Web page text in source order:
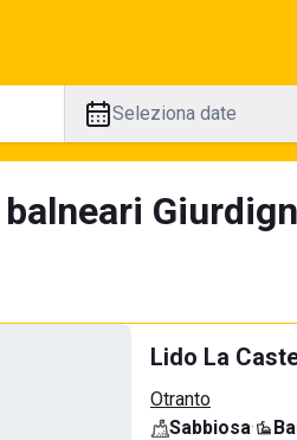
Seleziona date
Lido La
Otranto
Sabbiosa·